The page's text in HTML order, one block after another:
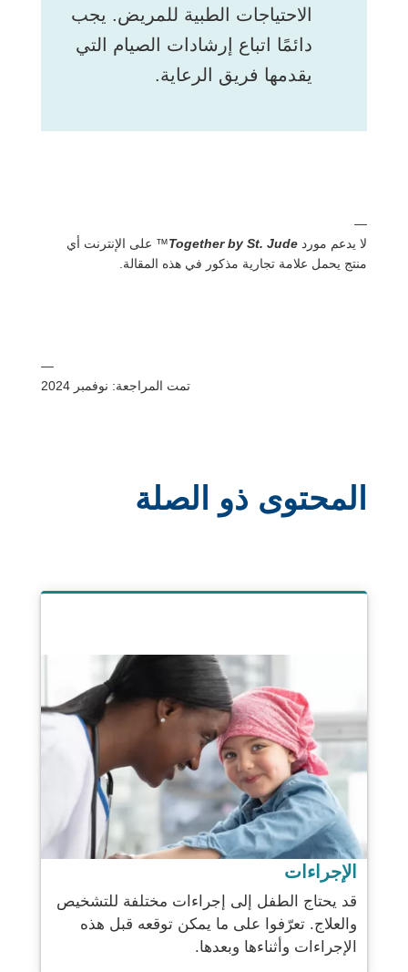
الاحتياجات الطبية للمريض. يجب
دائمًا اتباع إرشادات الصيام التي
يقدمها فريق الرعاية.
—
لا يدعم مورد Together by St. Jude™ على الإنترنت أي
منتج يحمل علامة تجارية مذكور في هذه المقالة.
—
تمت المراجعة: نوفمبر 2024
المحتوى ذو الصلة
الإجراءات
قد يحتاج الطفل إلى إجراءات مختلفة للتشخيص
والعلاج. تعرّفوا على ما يمكن توقعه قبل هذه
الإجراءات وأثناءها وبعدها.